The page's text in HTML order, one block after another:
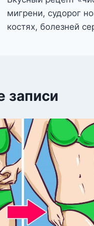
по
записям
мигрени, судорог
костях, болезней
записи